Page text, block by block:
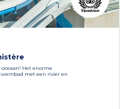
Het enorme
met een rivier en